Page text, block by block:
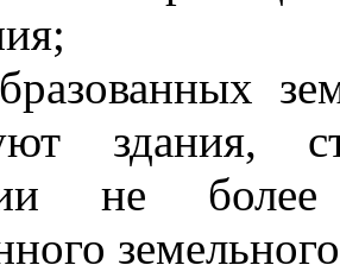
здания,
не